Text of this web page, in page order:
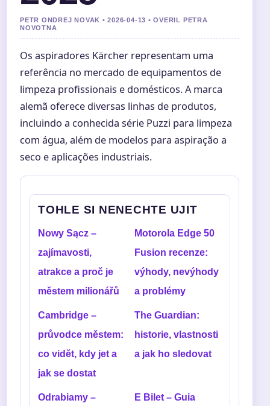
PETR ONDREJ NOVAK • 2026-04-13 • OVERIL PETRA
NOVOTNA
Os aspiradores Kärcher representam uma
referência no mercado de equipamentos de
limpeza profissionais e domésticos. A marca
alemã oferece diversas linhas de produtos,
incluindo a conhecida série Puzzi para limpeza
com água, além de modelos para aspiração a
seco e aplicações industriais.
TOHLE SI NENECHTE UJIT
Nowy Sącz –
zajímavosti,
atrakce a proč je
městem milionářů
Motorola Edge 50
Fusion recenze:
výhody, nevýhody
a problémy
Cambridge –
průvodce městem:
co vidět, kdy jet a
jak se dostat
The Guardian:
historie, vlastnosti
a jak ho sledovat
Odrabiamy –
E Bilet – Guia